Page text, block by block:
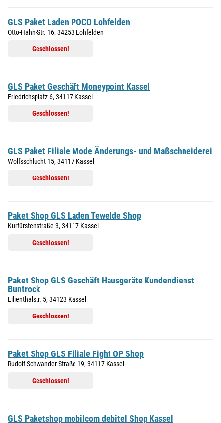
GLS Paket Laden POCO Lohfelden
Otto-Hahn-Str. 16, 34253 Lohfelden
Geschlossen!
GLS Paket Geschäft Moneypoint Kassel
Friedrichsplatz 6, 34117 Kassel
Geschlossen!
GLS Paket Filiale Mode Änderungs- und Maßschneiderei
Wolfsschlucht 15, 34117 Kassel
Geschlossen!
Paket Shop GLS Laden Tewelde Shop
Kurfürstenstraße 3, 34117 Kassel
Geschlossen!
Paket Shop GLS Geschäft Hausgeräte Kundendienst
Buntrock
Lilienthalstr. 5, 34123 Kassel
Geschlossen!
Paket Shop GLS Filiale Fight OP Shop
Rudolf-Schwander-Straße 19, 34117 Kassel
Geschlossen!
GLS Paketshop mobilcom debitel Shop Kassel